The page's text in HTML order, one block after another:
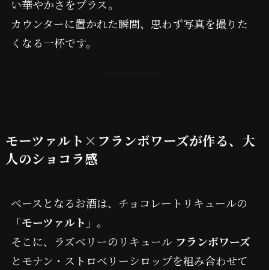
い華やかさをプラス。
カウンターに置かれた瞬間、思わず写真を撮りた
くなる一杯です。
モーツァルト×フランボワーズが作る、大
人のショコラ感
ベースとなるお酒は、チョコレートリキュールの
「モーツァルト」 。
そこに、ラズベリーのリキュール フランボワーズ
とモナン・ストロベリーシロップを組み合わせて